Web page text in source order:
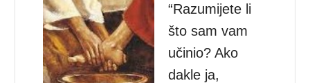
“Razumijete li
što sam vam
učinio? Ako
dakle ja,